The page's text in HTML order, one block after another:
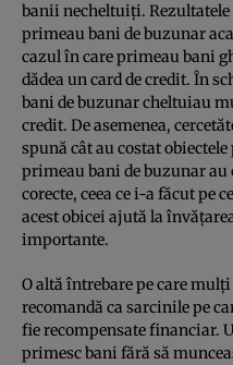
banii necheltuiţi. Rezultatele
primeau bani de buzunar
cazul în care primeau bani
dădea un card de credit. În
bani de buzunar cheltuiau
credit. De asemenea,
spună cât au costat
primeau bani de buzunar
corecte, ceea ce i-a făcut pe
acest obicei ajută la
importante.
O altă întrebare pe care
recomandă ca sarcinile pe
fie recompensate financiar.
primesc bani fără să